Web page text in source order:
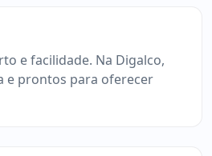
e facilidade. Na Digalco,
e prontos para oferecer